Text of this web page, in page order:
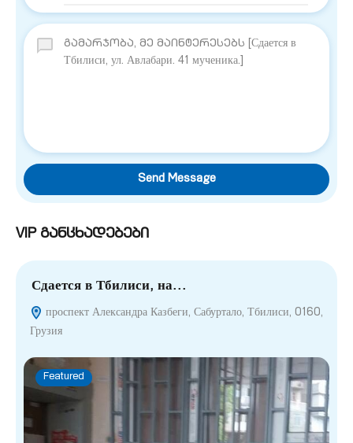
Send Message
VIP განცხადებები
Сдается в Тбилиси, на…
проспект Александра Казбеги, Сабуртало, Тбилиси, 0160,
Грузия
Featured